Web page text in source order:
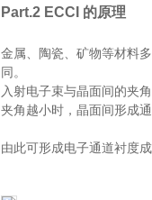
Part.2 ECCI 的原理
金属、陶瓷、矿物等材料
同。
入射电子束与晶面间的夹
夹角越小时，晶面间形成
由此可形成电子通道衬度